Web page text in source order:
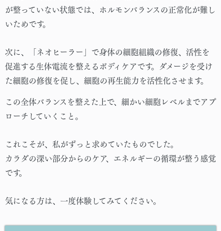
が整っていない状態では、ホルモンバランスの正常化が難し
いためです。
次に、「ネオヒーラー」で身体の細胞組織の修復、活性を
促進する生体電流を整えるボディケアです。ダメージを受け
た細胞の修復を促し、細胞の再生能力を活性化させます。
この全体バランスを整えた上で、細かい細胞レベルまでアプ
ローチしていくこと。
これこそが、私がずっと求めていたものでした。
カラダの深い部分からのケア、エネルギーの循環が整う感覚
です。
気になる方は、一度体験してみてください。